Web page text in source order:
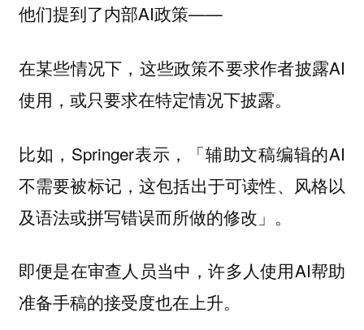
他们提到了内部AI政策——
在某些情况下，这些政策不要求作者披露AI
使用，或只要求在特定情况下披露。
比如，Springer表示，「辅助文稿编辑的AI
不需要被标记，这包括出于可读性、风格以
及语法或拼写错误而所做的修改」。
即便是在审查人员当中，许多人使用AI帮助
准备手稿的接受度也在上升。